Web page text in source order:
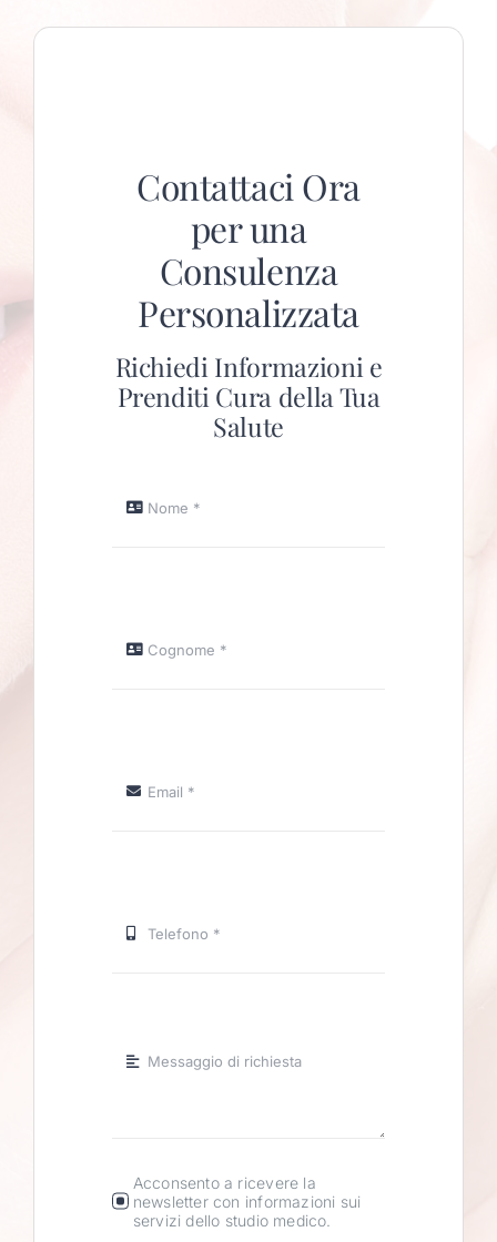
Contattaci Ora
per una
Consulenza
Personalizzata
Richiedi Informazioni e
Prenditi Cura della Tua
Salute
Acconsento a ricevere la
newsletter con informazioni sui
servizi dello studio medico.